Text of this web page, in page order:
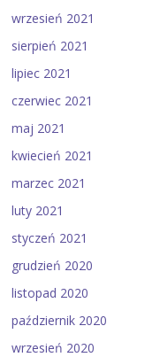
wrzesień 2021
sierpień 2021
lipiec 2021
czerwiec 2021
maj 2021
kwiecień 2021
marzec 2021
luty 2021
styczeń 2021
grudzień 2020
listopad 2020
październik 2020
wrzesień 2020